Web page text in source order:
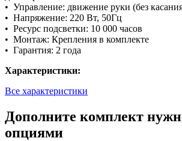
• Управление: движение руки (без
• Напряжение: 220 Вт, 50Гц
• Ресурс подсветки: 10 000 часов
• Монтаж: Крепления в комплекте
• Гарантия: 2 года
Характеристики:
Все характеристики
Дополните комплект
опциями